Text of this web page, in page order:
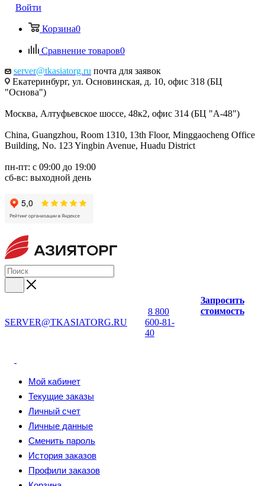
Войти
Корзина0
Сравнение товаров0
server@tkasiatorg.ru почта для заявок
Екатеринбург, ул. Основинская, д. 10, офис 318 (БЦ
"Основа")
Москва, Алтуфьевское шоссе, 48к2, офис 314 (БЦ "А-48")
China, Guangzhou, Room 1310, 13th Floor, Minggaocheng Office
Building, No. 123 Yingbin Avenue, Huadu District
пн-пт: с 09:00 до 19:00
сб-вс: выходной день
SERVER@TKASIATORG.RU
8 800
600-81-
40
Запросить
стоимость
Мой кабинет
Текущие заказы
Личный счет
Личные данные
Сменить пароль
История заказов
Профили заказов